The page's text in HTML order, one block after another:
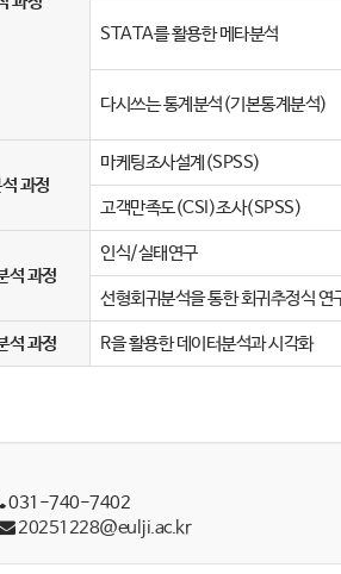
STATA를 활용한 메타분석
다시쓰는 통계분석(기본통계분석)
과정
마케팅조사설계(SPSS)
고객만족도(CSI)조사(SPSS)
석 과정
인식/실태연구
선형회귀분석을 통한 회귀추정식 연
석 과정 R을 활용한 데이터분석과 시각화
031-740-7402
20251228@eulji.ac.kr